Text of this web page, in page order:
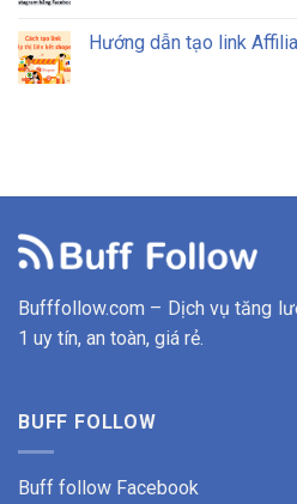
Hướng dẫn tạo link
Bufffollow.com – Dịch vụ tăng
1 uy tín, an toàn, giá rẻ.
BUFF FOLLOW
Buff follow Facebook